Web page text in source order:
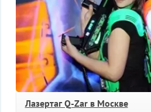
Лазертаг Q-Zar в Москве